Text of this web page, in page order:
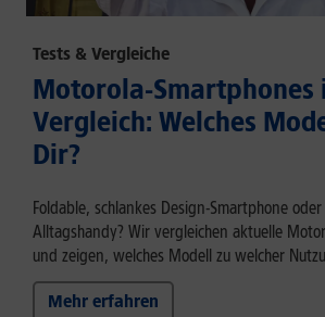
Tests & Vergleiche
Motorola-Smartphones
Vergleich: Welches
Dir?
Foldable, schlankes Design-Smartphone oder
Alltagshandy? Wir vergleichen aktuelle
und zeigen, welches Modell zu welcher
Mehr erfahren